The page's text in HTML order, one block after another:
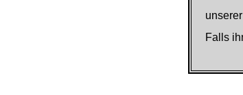
Falls